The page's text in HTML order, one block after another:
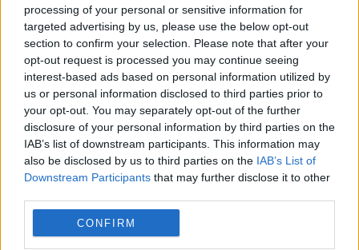
processing of your personal or sensitive information for
targeted advertising by us, please use the below opt-out
section to confirm your selection. Please note that after your
opt-out request is processed you may continue seeing
interest-based ads based on personal information utilized by
us or personal information disclosed to third parties prior to
your opt-out. You may separately opt-out of the further
disclosure of your personal information by third parties on the
IAB’s list of downstream participants. This information may
also be disclosed by us to third parties on the IAB’s List of
Downstream Participants that may further disclose it to other
CONFIRM
POLITICA
Sorin Grindeanu: Parlamentul a evitat
pierderea a 5,8 miliarde de euro din PNRR și a
deblocat 16,7 miliarde din SAFE